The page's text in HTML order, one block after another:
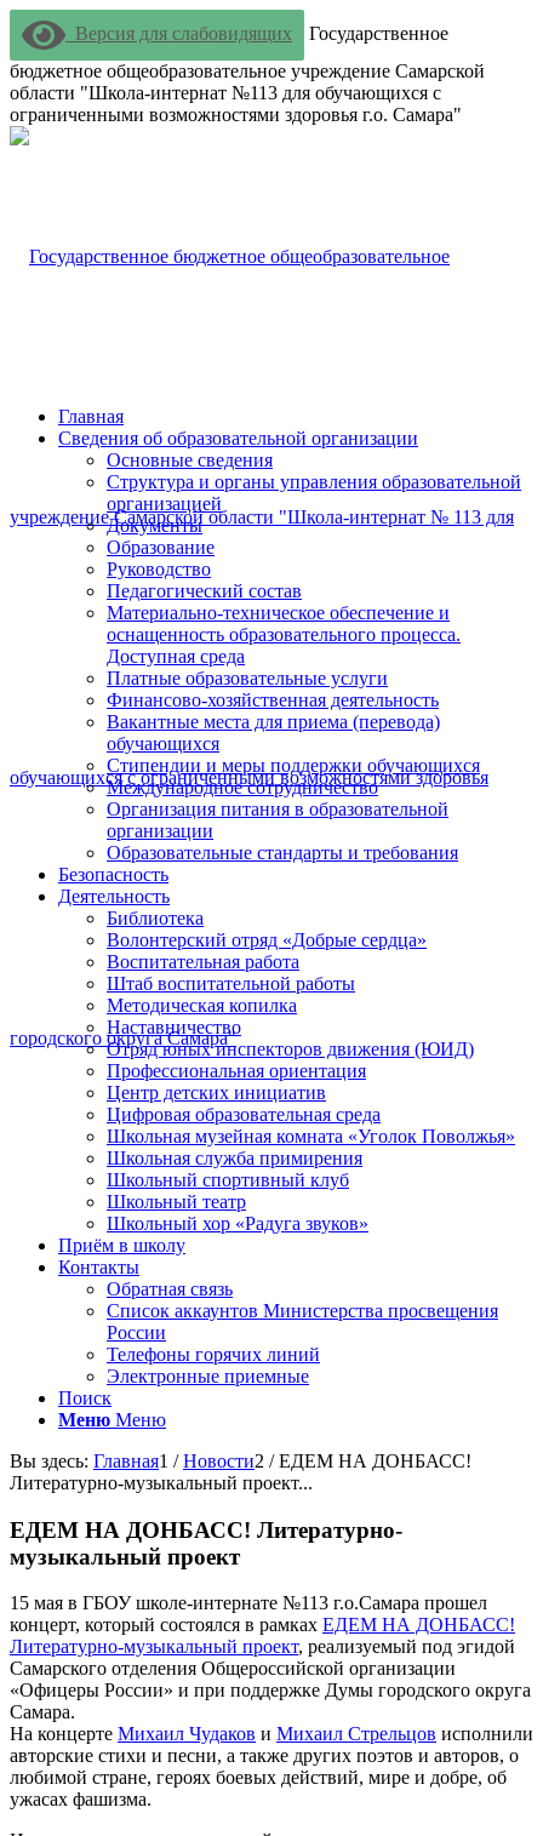
Версия для слабовидящих
Государственное
бюджетное общеобразовательное учреждение Самарской
области "Школа-интернат №113 для обучающихся с
ограниченными возможностями здоровья г.о. Самара"
Главная
Сведения об образовательной организации
Основные сведения
Структура и органы управления образовательной
организацией
Документы
Образование
Руководство
Педагогический состав
Материально-техническое обеспечение и
оснащенность образовательного процесса.
Доступная среда
Платные образовательные услуги
Финансово-хозяйственная деятельность
Вакантные места для приема (перевода)
обучающихся
Стипендии и меры поддержки обучающихся
Международное сотрудничество
Организация питания в образовательной
организации
Образовательные стандарты и требования
Безопасность
Деятельность
Библиотека
Волонтерский отряд «Добрые сердца»
Воспитательная работа
Штаб воспитательной работы
Методическая копилка
Наставничество
Отряд юных инспекторов движения (ЮИД)
Профессиональная ориентация
Центр детских инициатив
Цифровая образовательная среда
Школьная музейная комната «Уголок Поволжья»
Школьная служба примирения
Школьный спортивный клуб
Школьный театр
Школьный хор «Радуга звуков»
Приём в школу
Контакты
Обратная связь
Список аккаунтов Министерства просвещения
России
Телефоны горячих линий
Электронные приемные
Поиск
Меню Меню
Вы здесь: Главная1 / Новости2 / ЕДЕМ НА ДОНБАСС!
Литературно-музыкальный проект...
ЕДЕМ НА ДОНБАСС! Литературно-
музыкальный проект
15 мая в ГБОУ школе-интернате №113 г.о.Самара прошел
концерт, который состоялся в рамках ЕДЕМ НА ДОНБАСС!
Литературно-музыкальный проект, реализуемый под эгидой
Самарского отделения Общероссийской организации
«Офицеры России» и при поддержке Думы городского округа
Самара.
На концерте Михаил Чудаков и Михаил Стрельцов исполнили
авторские стихи и песни, а также других поэтов и авторов, о
любимой стране, героях боевых действий, мире и добре, об
ужасах фашизма.